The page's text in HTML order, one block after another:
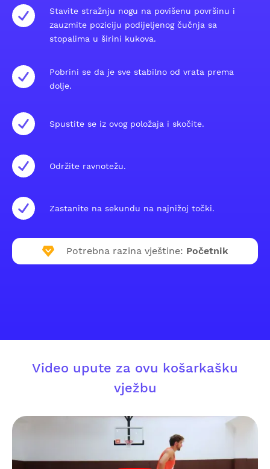
Stavite stražnju nogu na povišenu površinu i
zauzmite poziciju podijeljenog čučnja sa
stopalima u širini kukova.
Pobrini se da je sve stabilno od vrata prema
dolje.
Spustite se iz ovog položaja i skočite.
Održite ravnotežu.
Zastanite na sekundu na najnižoj točki.
Potrebna razina vještine: Početnik
Video upute za ovu košarkašku
vježbu